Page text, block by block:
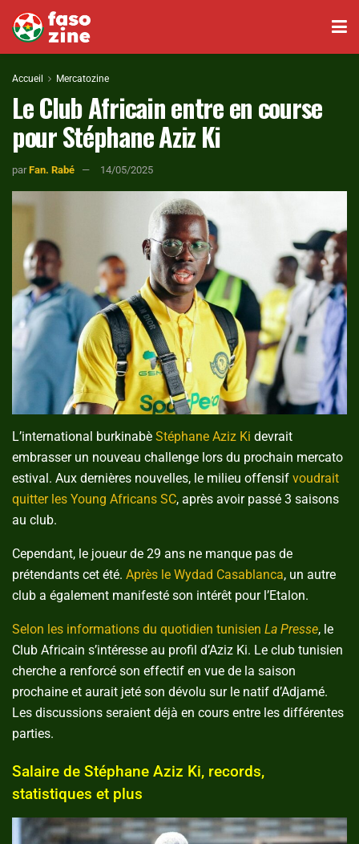
Accueil Mercatozine
Le Club Africain entre en course
pour Stéphane Aziz Ki
par Fan. Rabé 14/05/2025
L’international burkinabè Stéphane Aziz Ki devrait
embrasser un nouveau challenge lors du prochain mercato
estival. Aux dernières nouvelles, le milieu offensif voudrait
quitter les Young Africans SC, après avoir passé 3 saisons
au club.
Cependant, le joueur de 29 ans ne manque pas de
prétendants cet été. Après le Wydad Casablanca, un autre
club a également manifesté son intérêt pour l’Etalon.
Selon les informations du quotidien tunisien La Presse, le
Club Africain s’intéresse au profil d’Aziz Ki. Le club tunisien
cherche a renforcé son effectif en vue de la saison
prochaine et aurait jeté son dévolu sur le natif d’Adjamé.
Les discussions seraient déjà en cours entre les différentes
parties.
Salaire de Stéphane Aziz Ki, records,
statistiques et plus